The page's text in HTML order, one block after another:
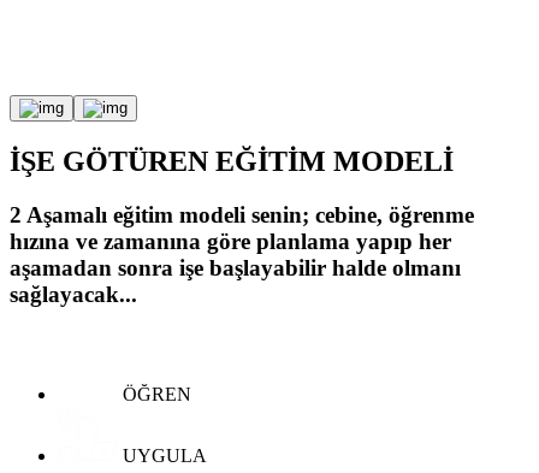
İŞE GÖTÜREN EĞİTİM MODELİ
2 Aşamalı eğitim modeli senin; cebine, öğrenme
hızına ve zamanına göre planlama yapıp her
aşamadan sonra işe başlayabilir halde olmanı
sağlayacak...
ÖĞREN
UYGULA